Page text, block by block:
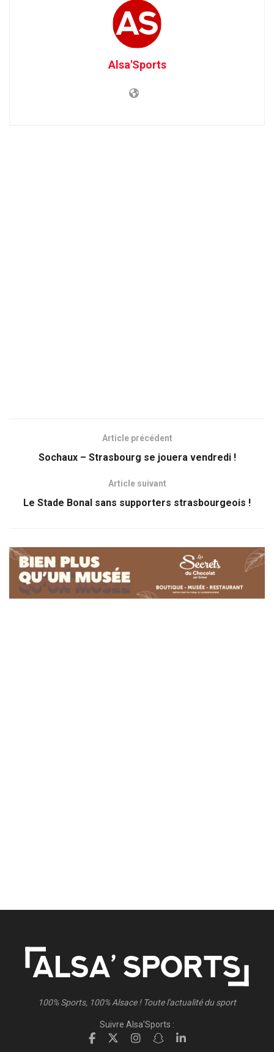
Alsa'Sports
Article précédent
Sochaux – Strasbourg se jouera vendredi !
Article suivant
Le Stade Bonal sans supporters strasbourgeois !
100% Sports, 100% Alsace ! Toute l'actualité du sport
Suivre Alsa'Sports :